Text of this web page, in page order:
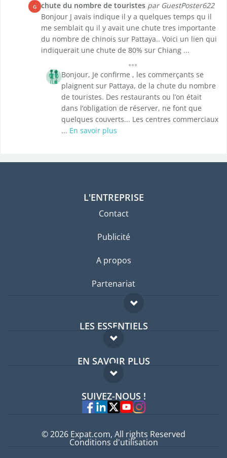
G chute du nombre de touristes par GuestPoster622
Bonjour J avais indique il y a quelques temps qu il
me semblait qu il y avait une chute tres importante
du nombre de chinois sur Pattaya.. Voici un lien qui
indiquerait une chute de 80% sur Chiang ...
Bonjour, Je confirme , les commerçants se
plaignent sur Pattaya, de la chute du nombre
de touristes. Des restaurants ou l’on était
dans l’obligation de réserver, ne font que
quelques couverts... Les centres commerciaux
... En savoir plus
L'ENTREPRISE
Contact
Publicité
A propos
Partenariat
LES ESSENTIELS
Forum expatriés
Guides pays
EN SAVOIR PLUS
FAQ
Experts
SUIVEZ-NOUS !
© 2026 Expat.com, All rights Reserved
Conditions d'utilisation